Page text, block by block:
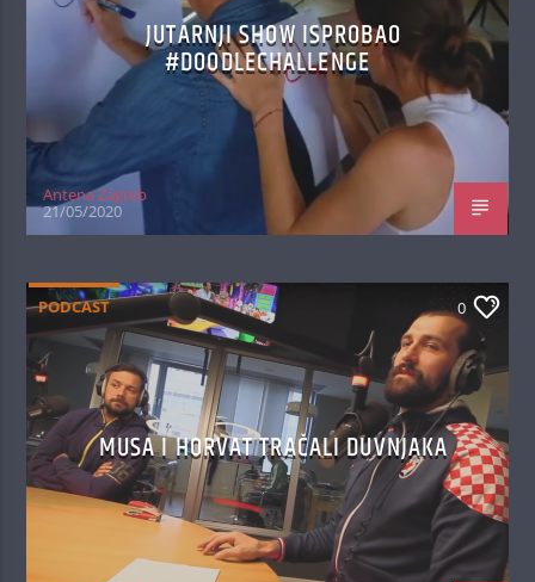
JUTARNJI SHOW ISPROBAO
#DOODLECHALLENGE
Antena Zagreb
21/05/2020
PODCAST 0
MUSA I HORVAT TRAČALI DUVNJAKA